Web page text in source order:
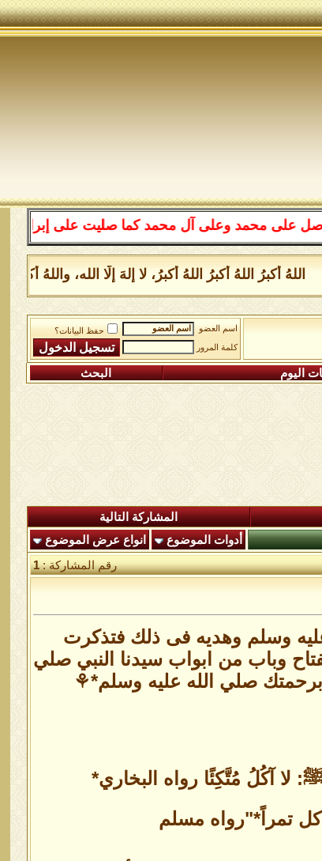
محمد وعلى آل محمد كما صليت على إبراهيم وعلى
أكبرُ اللهُ أكبرُ اللهُ أكبرُ، لا إلهَ إلَّا الله، واللهُ
اسم العضو
حفظ البيانات؟
كلمة المرور
اليوم البحث
المشاركة التالية
أدوات الموضوع
انواع عرض الموضوع
رقم المشاركة :1
وسلم وهديه فى ذلك فتذكرت
وباب من ابواب سيدنا النبي صلي
برحمتك صلي الله عليه وسلم*⚘